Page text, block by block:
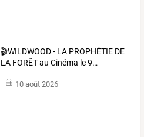
🎬WILDWOOD- LA PROPHÉTIE DE
LA FORÊTau Cinéma le9…
10 août 2026